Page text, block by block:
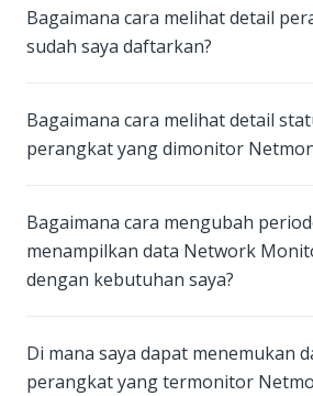
Bagaimana cara melihat detail
sudah saya daftarkan?
Bagaimana cara melihat detail
perangkat yang dimonitor
Bagaimana cara mengubah
menampilkan data Network
dengan kebutuhan saya?
Di mana saya dapat menemukan
perangkat yang termonitor